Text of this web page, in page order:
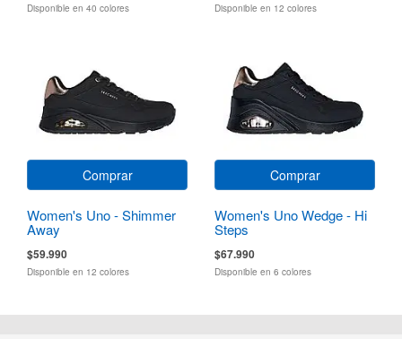
Disponible en 40 colores Disponible en 12 colores
Comprar
Women's Uno - Shimmer
Away
$59.990
Disponible en 12 colores
Comprar
Women's Uno Wedge - Hi
Steps
$67.990
Disponible en 6 colores